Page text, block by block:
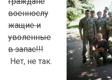
военнослу
жащие и
уволенные
в запас!!!
Нет, не так.